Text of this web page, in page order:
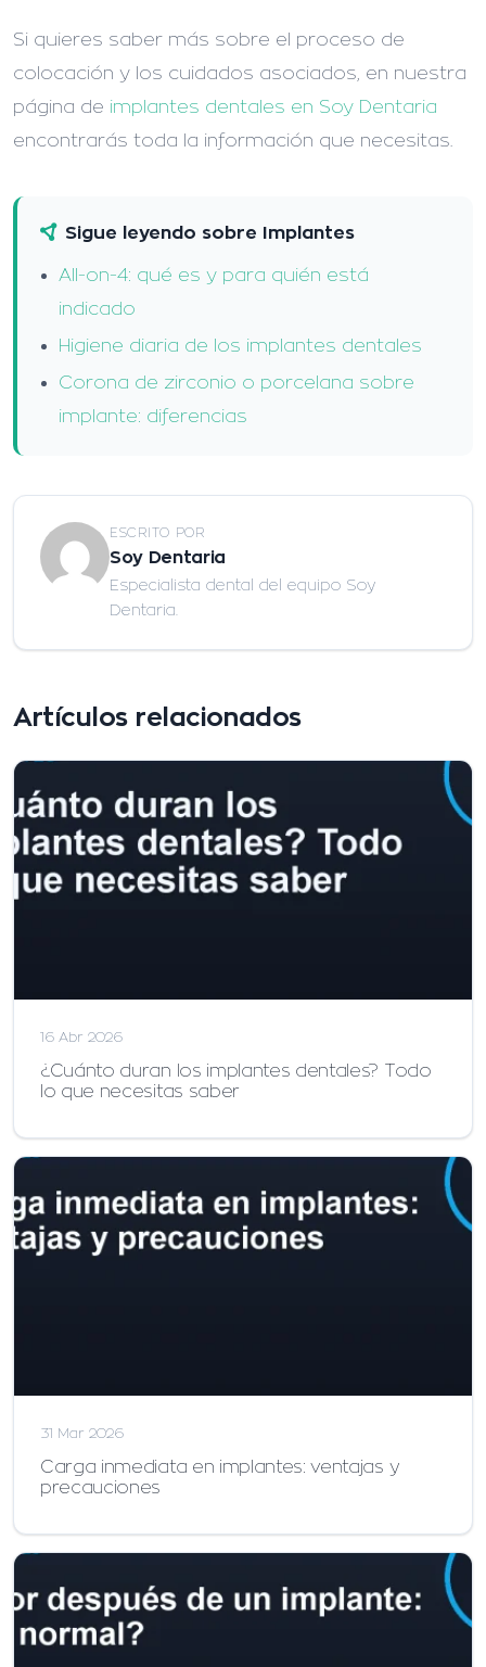
Si quieres saber más sobre el proceso de
colocación y los cuidados asociados, en nuestra
página de implantes dentales en Soy Dentaria
encontrarás toda la información que necesitas.
Sigue leyendo sobre Implantes
All-on-4: qué es y para quién está
indicado
Higiene diaria de los implantes dentales
Corona de zirconio o porcelana sobre
implante: diferencias
ESCRITO POR
Soy Dentaria
Especialista dental del equipo Soy
Dentaria.
Artículos relacionados
16 Abr 2026
¿Cuánto duran los implantes dentales? Todo
lo que necesitas saber
31 Mar 2026
Carga inmediata en implantes: ventajas y
precauciones